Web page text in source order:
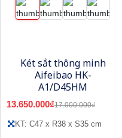
Két sắt thông minh
Aifeibao HK-
A1/D45HM
13.650.000₫17.000.000₫
KT: C47 x R38 x S35 cm